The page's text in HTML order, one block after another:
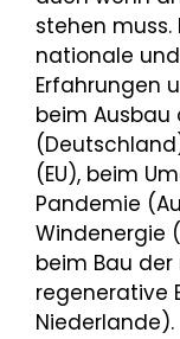
stehen muss.
nationale
Erfahrungen
beim Ausbau
(EU), beim
Pandemie
Windenergie
beim Bau
regenerative
Niederlande).